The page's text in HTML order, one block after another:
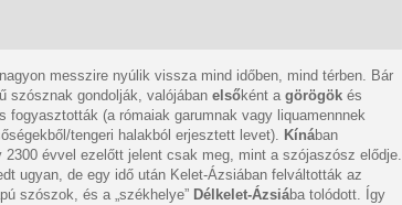
nagyon messzire nyúlik vissza mind időben, mind térben. Bár
szósznak gondolják, valójában elsőként a görögök és
fogyasztották (a rómaiak garumnak vagy liquamennnek
tengeri halakból erjesztett levet). Kínában
2300 évvel ezelőtt jelent csak meg, mint a szójaszósz elődje.
ugyan, de egy idő után Kelet-Ázsiában felváltották az
szószok, és a „székhelye” Délkelet-Ázsiába tolódott. Így